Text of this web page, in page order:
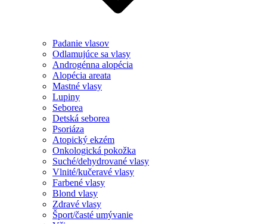
Padanie vlasov
Odlamujúce sa vlasy
Androgénna alopécia
Alopécia areata
Mastné vlasy
Lupiny
Seborea
Detská seborea
Psoriáza
Atopický ekzém
Onkologická pokožka
Suché/dehydrované vlasy
Vlnité/kučeravé vlasy
Farbené vlasy
Blond vlasy
Zdravé vlasy
Šport/časté umývanie